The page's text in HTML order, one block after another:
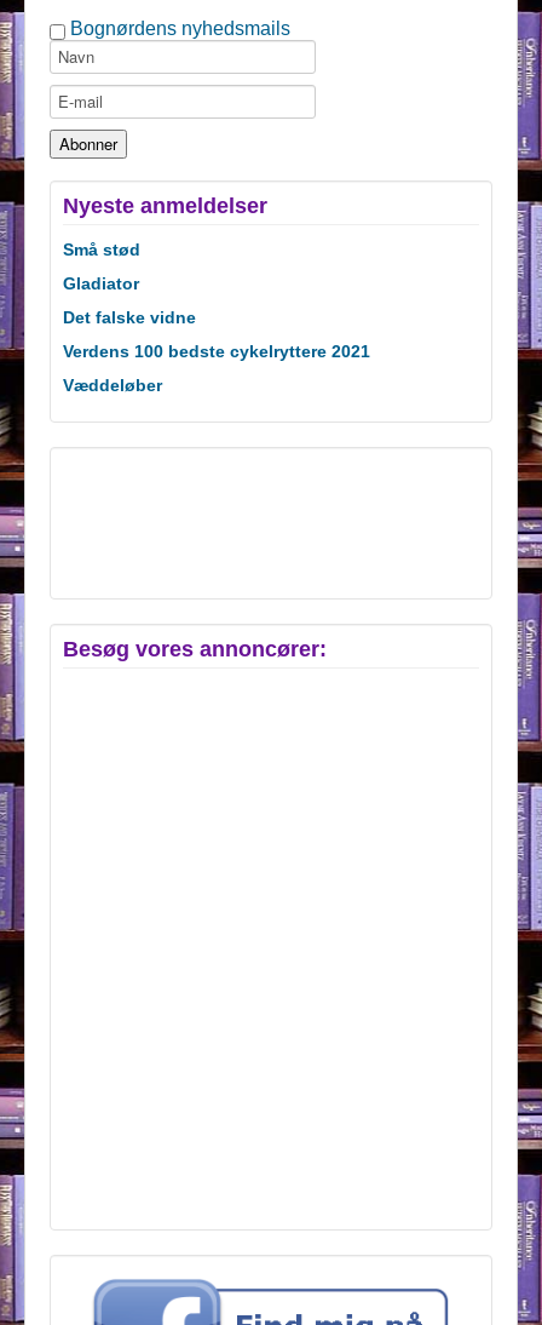
Bognørdens nyhedsmails
Nyeste anmeldelser
Små stød
Gladiator
Det falske vidne
Verdens 100 bedste cykelryttere 2021
Væddeløber
Besøg vores annoncører: